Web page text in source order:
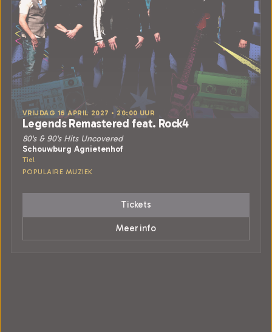
VRIJDAG 16 APRIL 2027 • 20:00 UUR
Legends Remastered feat. Rock4
80's & 90's Hits Uncovered
Schouwburg Agnietenhof
Tiel
POPULAIRE MUZIEK
Tickets
Meer info